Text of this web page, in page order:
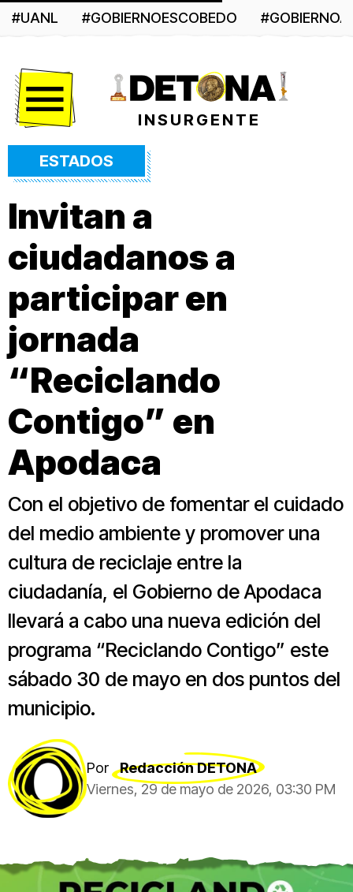
#UANL #GOBIERNOESCOBEDO
INSURGENTE
ESTADOS
Invitan a
ciudadanos a
participar en
jornada
“Reciclando
Contigo” en
Apodaca
Con el objetivo de fomentar el cuidado
del medio ambiente y promover una
cultura de reciclaje entre la
ciudadanía, el Gobierno de Apodaca
llevará a cabo una nueva edición del
programa “Reciclando Contigo” este
sábado 30 de mayo en dos puntos del
municipio.
Por
Redacción DETONA
Viernes, 29 de mayo de 2026, 03:30 PM